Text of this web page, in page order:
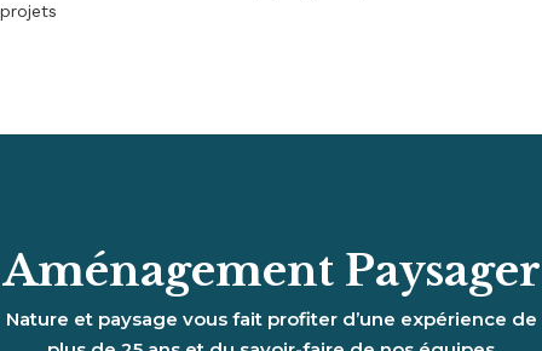
projets
Aménagement Paysager
Nature et paysage vous fait profiter d’une expérience de